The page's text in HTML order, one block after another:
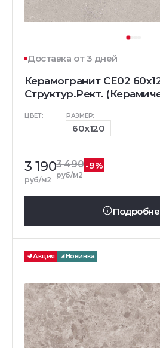
Доставка от 3 дней
Керамогранит CE02
Структур.Рект.
ЦВЕТ: РАЗМЕР:
60x120
3 190
руб/м2
3 490
руб/м2
-9%
Акция Новинка